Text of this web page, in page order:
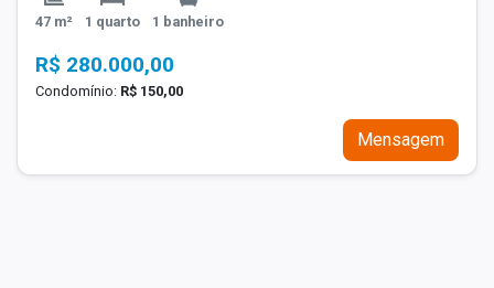
47 m² 1 quarto 1 banheiro
R$ 280.000,00
Condomínio: R$ 150,00
Mensagem